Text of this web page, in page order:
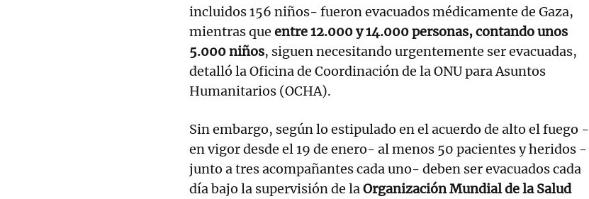
incluidos 156 niños- fueron evacuados médicamente de Gaza,
mientras que entre 12.000 y 14.000 personas, contando unos
5.000 niños, siguen necesitando urgentemente ser evacuadas,
detalló la Oficina de Coordinación de la ONU para Asuntos
Humanitarios (OCHA).
Sin embargo, según lo estipulado en el acuerdo de alto el fuego -
en vigor desde el 19 de enero- al menos 50 pacientes y heridos -
junto a tres acompañantes cada uno- deben ser evacuados cada
día bajo la supervisión de laOrganización Mundial de la Salud